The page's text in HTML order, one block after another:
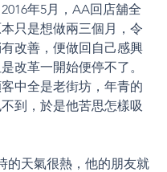
年5月，AA回店舖全
只是想做兩三個月，令
改善，便做回自己感興
改革一開始便停不了。
中全是老街坊，年青的
到，於是他苦思怎樣吸
的天氣很熱，他的朋友就